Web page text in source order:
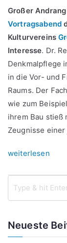
Großer
Vortragsabend
Kulturvereins
Interesse. Dr.
Denkmalpflege
in die Vor- und
Raums. Der
wie zum
ihrem Bau stieß
Zeugnisse
„Spannende
zur
Vor-
Frühgeschichte
unserer
weiterlesen
Neueste